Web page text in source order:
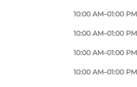
10:00 AM–01:00 PM
10:00 AM–01:00 PM
10:00 AM–01:00 PM
10:00 AM–01:00 PM